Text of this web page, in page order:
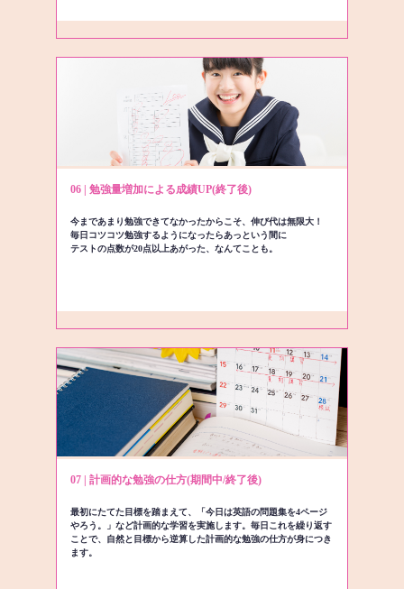
06 | 勉強量増加による成績UP(終了後)
今まであまり勉強できてなかったからこそ、伸び代は無限大！
毎日コツコツ勉強するようになったらあっという間に
テストの点数が20点以上あがった、なんてことも。
07 | 計画的な勉強の仕方(期間中/終了後)
最初にたてた目標を踏まえて、「今日は英語の問題集を4ページ
やろう。」など計画的な学習を実施します。毎日これを繰り返す
ことで、自然と目標から逆算した計画的な勉強の仕方が身につき
ます。